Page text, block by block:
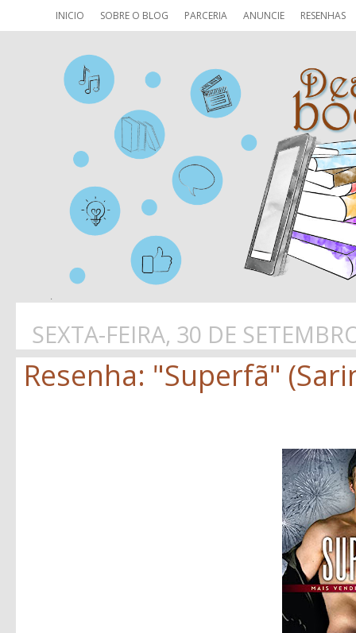
INICIO SOBRE O BLOG PARCERIA ANUNCIE RESENHAS
SEXTA-FEIRA, 30 DE
Resenha: "Superfã"